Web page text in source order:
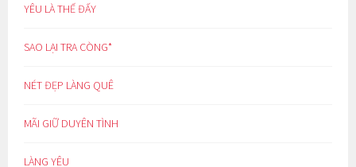
YÊU LÀ THẾ ĐẤY
SAO LẠI TRA CÒNG*
NÉT ĐẸP LÀNG QUÊ
MÃI GIỮ DUYÊN TÌNH
LÀNG YÊU